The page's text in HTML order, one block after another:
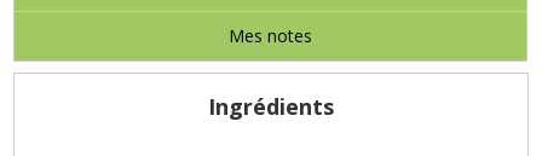
Mes notes
Ingrédients